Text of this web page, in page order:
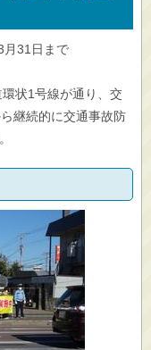
月31日まで
状1号線が通り、交
継続的に交通事故防